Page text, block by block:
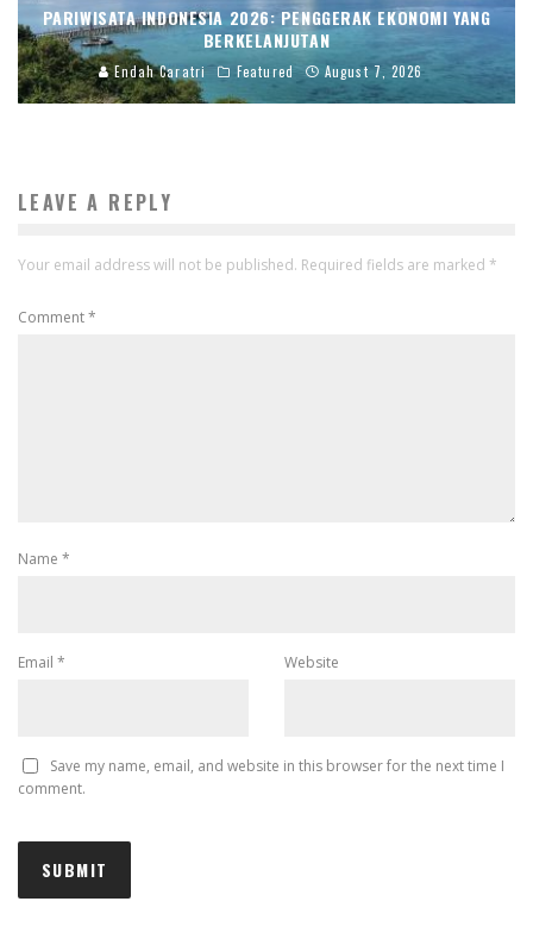
PARIWISATA INDONESIA 2026: PENGGERAK EKONOMI YANG
BERKELANJUTAN
Endah Caratri Featured August 7, 2026
LEAVE A REPLY
Your email address will not be published. Required fields are marked *
Comment*
Name *
Email * Website
Save my name, email, and website in this browser for the next time I
comment.